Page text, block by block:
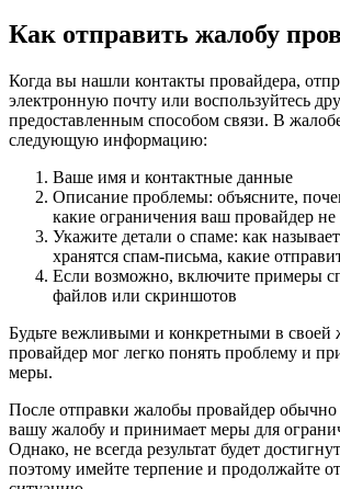
Как отправить жалобу
Когда вы нашли контакты провайдера,
электронную почту или воспользуйтесь
предоставленным способом связи. В
следующую информацию:
Ваше имя и контактные данные
Описание проблемы: объясните,
какие ограничения ваш провайдер не
Укажите детали о спаме: как
хранятся спам-письма, какие
Если возможно, включите примеры
файлов или скриншотов
Будьте вежливыми и конкретными в своей
провайдер мог легко понять проблему и
меры.
После отправки жалобы провайдер обычно
вашу жалобу и принимает меры для
Однако, не всегда результат будет
поэтому имейте терпение и продолжайте